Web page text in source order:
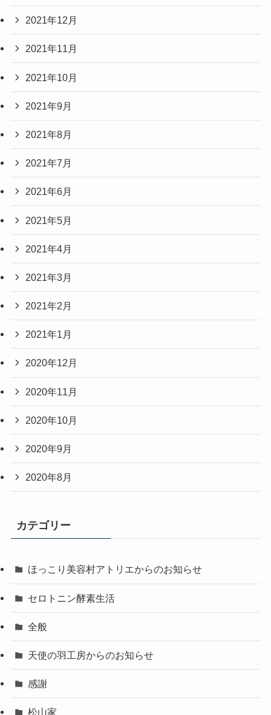
2021年12月
2021年11月
2021年10月
2021年9月
2021年8月
2021年7月
2021年6月
2021年5月
2021年4月
2021年3月
2021年2月
2021年1月
2020年12月
2020年11月
2020年10月
2020年9月
2020年8月
カテゴリー
ほっこり美容村アトリエからのお知らせ
セロトニン酵素生活
全般
天使の羽工房からのお知らせ
感謝
松山家